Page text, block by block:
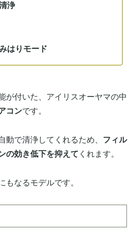
浄
はりモード
が付いた、アイリスオーヤマの中
コンです。
動で清浄してくれるため、 フィル
の効き低下を抑えて くれます。
もなるモデルです。